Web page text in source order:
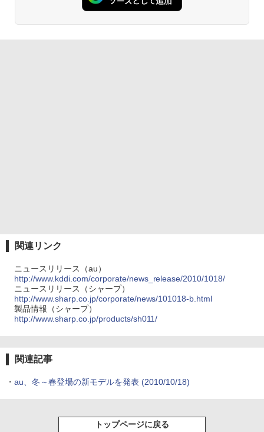
関連リンク
ニュースリリース（au）
http://www.kddi.com/corporate/news_release/2010/1018/
ニュースリリース（シャープ）
http://www.sharp.co.jp/corporate/news/101018-b.html
製品情報（シャープ）
http://www.sharp.co.jp/products/sh011/
関連記事
・ au、冬～春登場の新モデルを発表 (2010/10/18)
トップページに戻る